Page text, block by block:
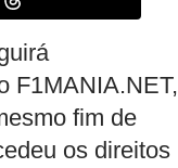
F1MANIA.NET,
fim de
os direitos